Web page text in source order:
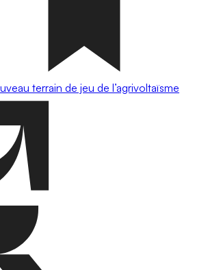
terrain de jeu de l’agrivoltaïsme